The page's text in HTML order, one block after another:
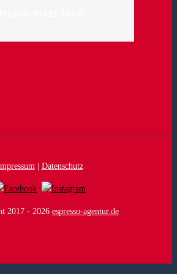
| Datenschutz
2017 - 2026 espresso-agentur.de